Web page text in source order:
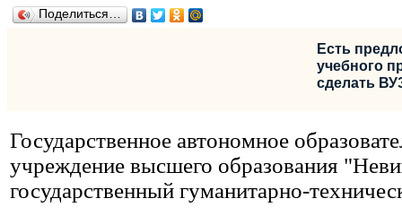
Поделиться…
Есть
учебного
сделать
Государственное автономное
учреждение высшего образования
государственный гуманитарно-